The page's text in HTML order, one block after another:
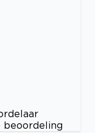
beoordeling